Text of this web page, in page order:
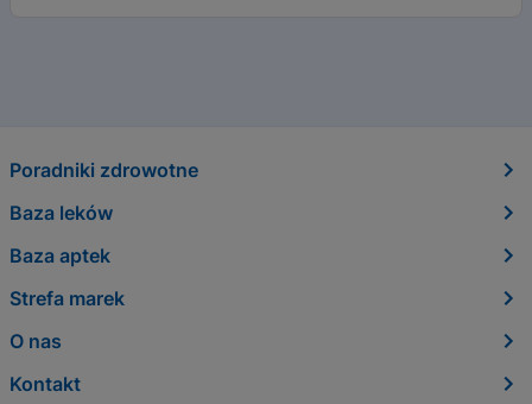
Poradniki zdrowotne
Baza leków
Baza aptek
Strefa marek
O nas
Kontakt